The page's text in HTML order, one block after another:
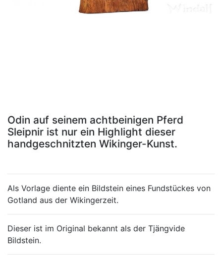
Odin auf seinem achtbeinigen Pferd
Sleipnir ist nur ein Highlight dieser
handgeschnitzten Wikinger-Kunst.
Als Vorlage diente ein Bildstein eines Fundstückes von
Gotland aus der Wikingerzeit.
Dieser ist im Original bekannt als der Tjängvide
Bildstein.